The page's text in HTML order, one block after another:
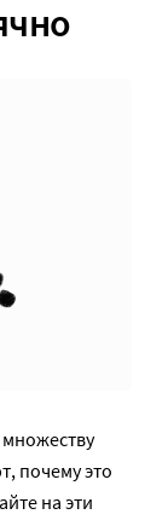
почему это
на эти